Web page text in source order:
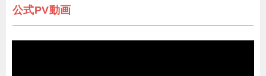
公式PV動画